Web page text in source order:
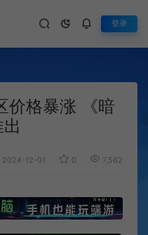
登录
价格暴涨 《暗
2024-12-01 0 7,562